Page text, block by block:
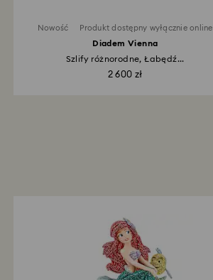
Nowość Produkt dostępny wyłącznie online
Diadem Vienna
Szlify różnorodne, Łabędź...
2 600 zł